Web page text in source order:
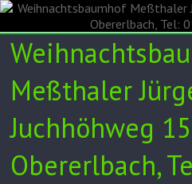
Skip
content
Meßthaler
Juchhöhweg
Obererlbach,